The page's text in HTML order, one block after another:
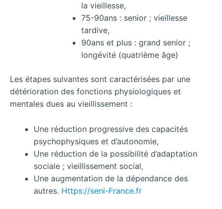
la vieillesse,
75-90ans : senior ; vieillesse
tardive,
90ans et plus : grand senior ;
longévité (quatrième âge)
Les étapes suivantes sont caractérisées par une
détérioration des fonctions physiologiques et
mentales dues au vieillissement :
Une réduction progressive des capacités
psychophysiques et d’autonomie,
Une réduction de la possibilité d’adaptation
sociale ; vieillissement social,
Une augmentation de la dépendance des
autres. Https://seni-France.fr